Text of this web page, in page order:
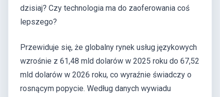
dzisiaj? Czy technologia ma do zaoferowania coś
lepszego?
Przewiduje się, że globalny rynek usług językowych
wzrośnie z 61,48 mld dolarów w 2025 roku do 67,52
mld dolarów w 2026 roku, co wyraźnie świadczy o
rosnącym popycie. Według danych wywiadu